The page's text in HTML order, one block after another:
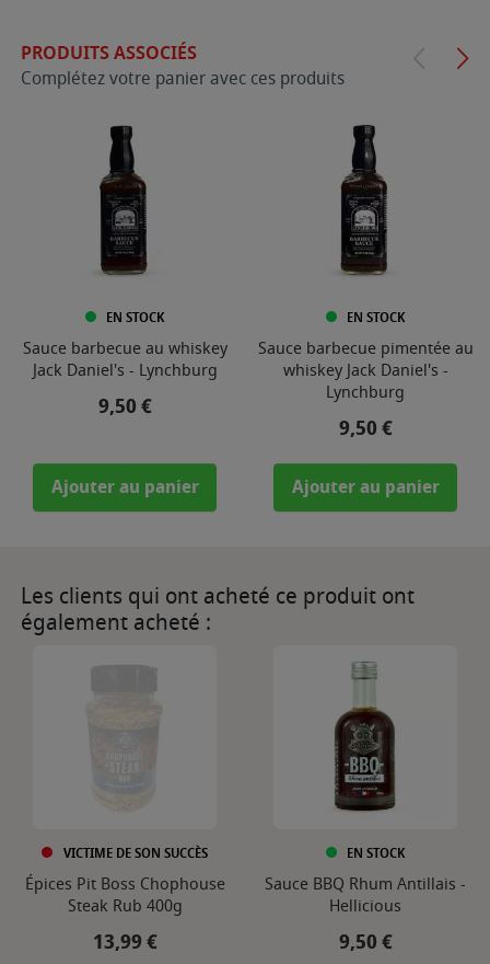
PRODUITS ASSOCIÉS
Complétez votre panier avec ces produits
EN STOCK
Sauce barbecue au whiskey
Jack Daniel's - Lynchburg
Prix
9,50 €
Ajouter au panier
EN STOCK
Sauce barbecue pimentée au
whiskey Jack Daniel's -
Lynchburg
Prix
9,50 €
Ajouter au panier
Les clients qui ont acheté ce produit ont
également acheté :
VICTIME DE SON SUCCÈS
Épices Pit Boss Chophouse
Steak Rub 400g
Prix
13,99 €
EN STOCK
Sauce BBQ Rhum Antillais -
Hellicious
Prix
9,50 €